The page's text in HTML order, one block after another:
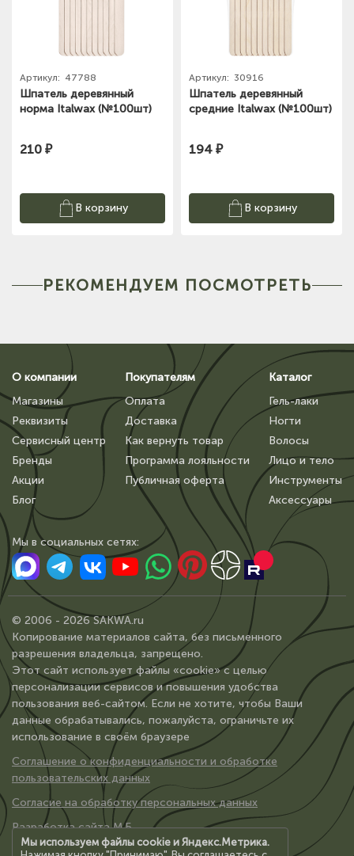
Артикул: 47788
Шпатель деревянный
норма Italwax (№100шт)
210 ₽
В корзину
Артикул: 30916
Шпатель деревянный
средние Italwax (№100шт)
194 ₽
В корзину
РЕКОМЕНДУЕМ ПОСМОТРЕТЬ
О компании
Магазины
Реквизиты
Сервисный центр
Бренды
Акции
Блог
Покупателям
Оплата
Доставка
Как вернуть товар
Программа лояльности
Публичная оферта
Каталог
Гель-лаки
Ногти
Волосы
Лицо и тело
Инструменты
Аксессуары
Мы в сoциальных сетях:
© 2006 - 2026 SAKWA.ru
Копирование материалов сайта, без письменного
разрешения владельца, запрещено.
Этот сайт использует файлы «cookie» с целью
персонализации сервисов и повышения удобства
пользования веб-сайтом. Если не хотите, чтобы Ваши
данные обрабатывались, пожалуйста, ограничьте их
использование в своём браузере
Соглашение о конфиденциальности и обработке
пользовательских данных
Согласие на обработку персональных данных
Разработка сайта М.Б.
Мы используем файлы cookie и Яндекс.Метрика.